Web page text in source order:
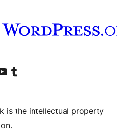
účetnáš YouTube kanálNavštivte náš Tumblr účet
is the intellectual property